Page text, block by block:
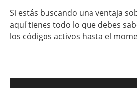
Si estás buscando una ventaja
aquí tienes todo lo que debes
los códigos activos hasta el